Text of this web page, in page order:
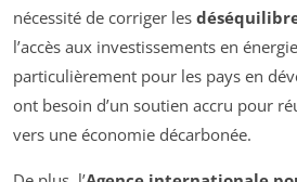
nécessité de corriger les
l’accès aux investissements en
particulièrement pour les pays en
ont besoin d’un soutien accru pour
vers une économie décarbonée.